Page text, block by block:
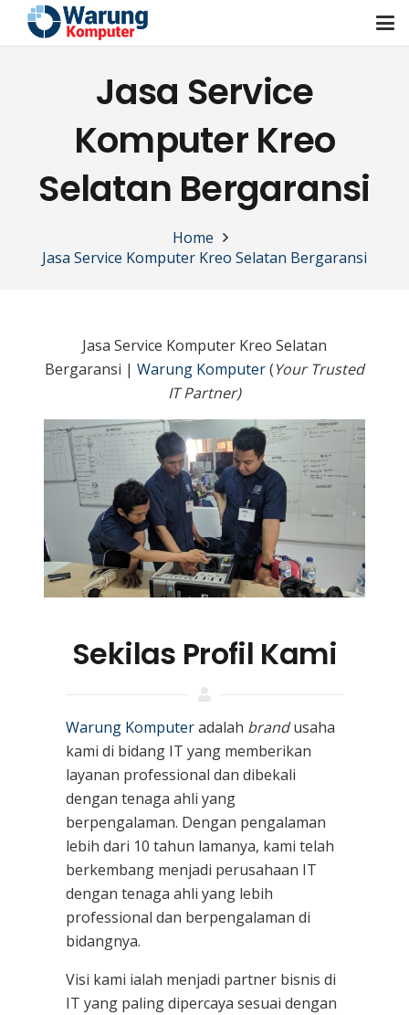
Jasa Service
Komputer Kreo
Selatan Bergaransi
Home
Jasa Service Komputer Kreo Selatan Bergaransi
Jasa Service Komputer Kreo Selatan
Bergaransi | Warung Komputer(Your Trusted
IT Partner)
Sekilas Profil Kami
Warung Komputeradalah brandusaha
kami di bidang IT yang memberikan
layanan professional dan dibekali
dengan tenaga ahli yang
berpengalaman. Dengan pengalaman
lebih dari 10 tahun lamanya, kami telah
berkembang menjadi perusahaan IT
dengan tenaga ahli yang lebih
professional dan berpengalaman di
bidangnya.
Visi kami ialah menjadi partner bisnis di
IT yang paling dipercaya sesuai dengan